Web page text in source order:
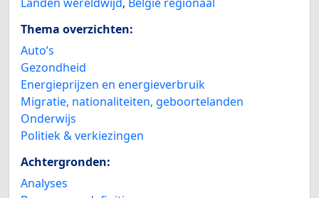
Thema overzichten:
Auto’s
Gezondheid
Energieprijzen en energieverbruik
Migratie, nationaliteiten, geboortelanden
Onderwijs
Politiek & verkiezingen
Achtergronden:
Analyses